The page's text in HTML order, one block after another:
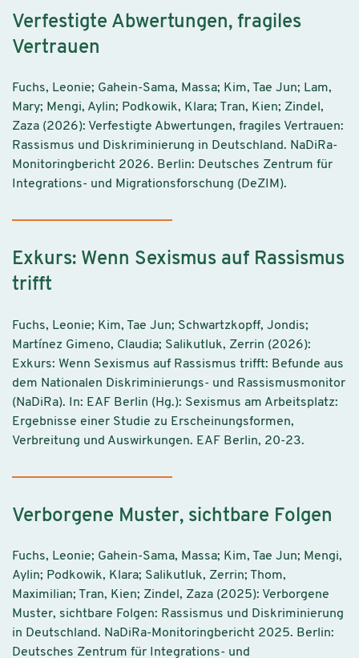
Verfestigte Abwertungen, fragiles
Vertrauen
Fuchs, Leonie; Gahein-Sama, Massa; Kim, Tae Jun; Lam,
Mary; Mengi, Aylin; Podkowik, Klara; Tran, Kien; Zindel,
Zaza (2026): Verfestigte Abwertungen, fragiles Vertrauen:
Rassismus und Diskriminierung in Deutschland. NaDiRa-
Monitoringbericht 2026. Berlin: Deutsches Zentrum für
Integrations- und Migrationsforschung (DeZIM).
Exkurs: Wenn Sexismus auf Rassismus
trifft
Fuchs, Leonie; Kim, Tae Jun; Schwartzkopff, Jondis;
Martínez Gimeno, Claudia; Salikutluk, Zerrin (2026):
Exkurs: Wenn Sexismus auf Rassismus trifft: Befunde aus
dem Nationalen Diskriminierungs- und Rassismusmonitor
(NaDiRa). In: EAF Berlin (Hg.): Sexismus am Arbeitsplatz:
Ergebnisse einer Studie zu Erscheinungsformen,
Verbreitung und Auswirkungen. EAF Berlin, 20-23.
Verborgene Muster, sichtbare Folgen
Fuchs, Leonie; Gahein-Sama, Massa; Kim, Tae Jun; Mengi,
Aylin; Podkowik, Klara; Salikutluk, Zerrin; Thom,
Maximilian; Tran, Kien; Zindel, Zaza (2025): Verborgene
Muster, sichtbare Folgen: Rassismus und Diskriminierung
in Deutschland. NaDiRa-Monitoringbericht 2025. Berlin:
Deutsches Zentrum für Integrations- und